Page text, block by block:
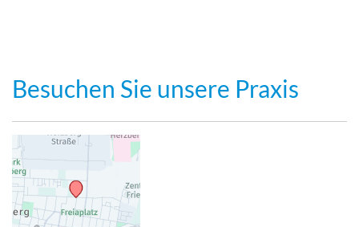
Besuchen Sie unsere Praxis